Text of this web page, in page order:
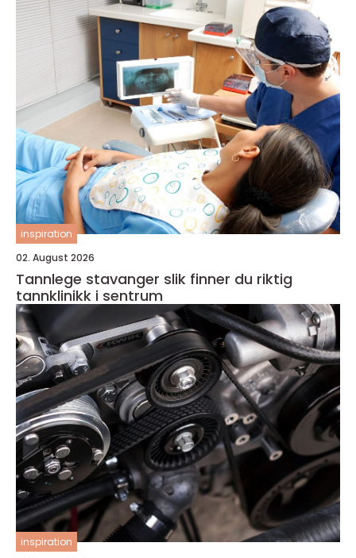
inspiration
02. August 2026
Tannlege stavanger slik finner du riktig
tannklinikk i sentrum
inspiration